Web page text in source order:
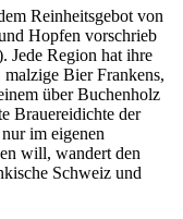
Reinheitsgebot von
Hopfen vorschrieb
Jede Region hat ihre
malzige Bier Frankens,
über Buchenholz
Brauereidichte der
im eigenen
will, wandert den
Schweiz und